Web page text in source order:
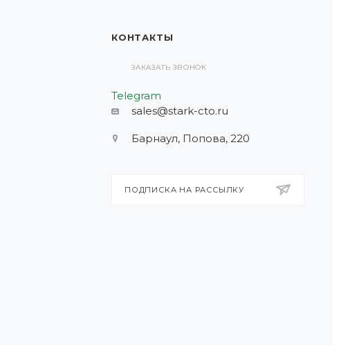
КОНТАКТЫ
ЗАКАЗАТЬ ЗВОНОК
Telegram
sales@stark-cto.ru
Барнаул, Попова, 220
ПОДПИСКА НА РАССЫЛКУ